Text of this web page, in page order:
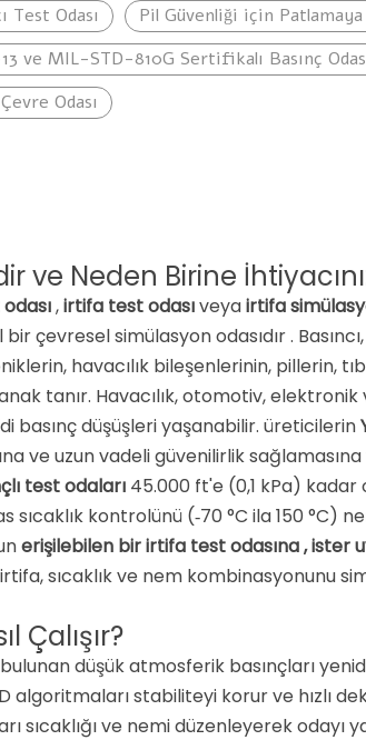
Test Odası
Pil Güvenliği için Patlamaya
ve MIL-STD-810G Sertifikalı Basınç
Odası
ve Neden Birine
,irtifa test odasıveyairtifa
çevresel simülasyon odasıdır.
havacılık bileşenlerinin, pillerin,
tanır. Havacılık, otomotiv,
basınç düşüşleri yaşanabilir. üreticilerin
ve uzun vadeli güvenilirlik sağlamasına
test odaları 45.000 ft'e (0,1 kPa)
sıcaklık kontrolünü (‑70 °C ila 150
erişilebilen bir irtifa test odasına , ister
sıcaklık ve nem kombinasyonunu
Çalışır?
düşük atmosferik basınçları
algoritmaları stabiliteyi korur ve hızlı
sıcaklığı ve nemi düzenleyerek odayı